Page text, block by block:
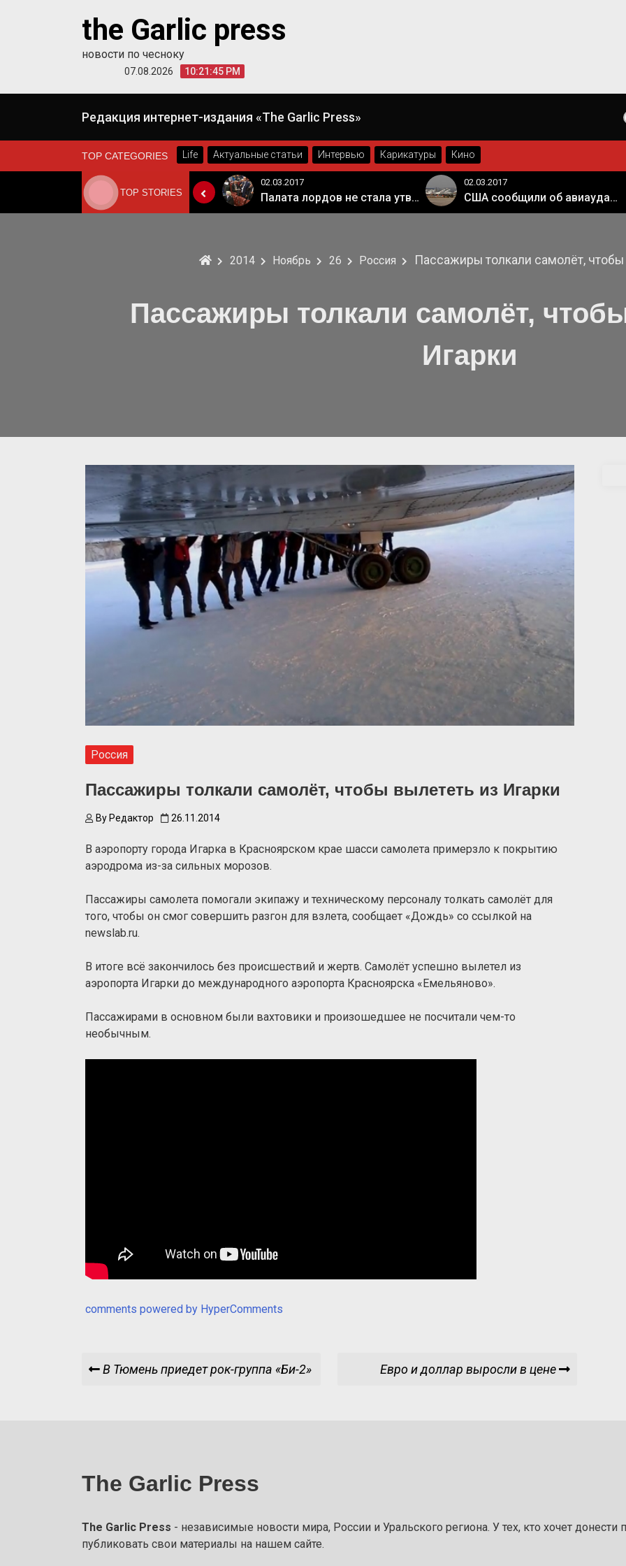
the Garlic press
новости по чесноку
07.08.2026 10:21:45 PM
Редакция интернет-издания «The Garlic Press»
TOP CATEGORIES Life Актуальные статьи Интервью Карикатуры Кино
TOP STORIES Палата лордов не стала утверждать законопроект о "брексите" США сообщили об авиаударе России по арабской коалиции в Сирии
2014 Ноябрь 26 Россия Пассажиры толкали самолёт, чтобы
Пассажиры толкали самолёт,
Игарки
Россия
Пассажиры толкали самолёт, чтобы вылететь из Игарки
ByРедактор 26.11.2014
В аэропорту города Игарка в Красноярском крае шасси самолета примерзло к покрытию
аэродрома из-за сильных морозов.
Пассажиры самолета помогали экипажу и техническому персоналу толкать самолёт для
того, чтобы он смог совершить разгон для взлета, сообщает «Дождь» со ссылкой на
newslab.ru.
В итоге всё закончилось без происшествий и жертв. Самолёт успешно вылетел из
аэропорта Игарки до международного аэропорта Красноярска «Емельяново».
Пассажирами в основном были вахтовики и произошедшее не посчитали чем-то
необычным.
comments powered by HyperComments
Навигация
Previous
В Тюмень приедет рок-группа «Би-2» Евро и доллар выросли в цене
The Garlic Press
The Garlic Press - независимые новости мира, России и Уральского региона. У тех, кто хочет
публиковать свои материалы на нашем сайте.